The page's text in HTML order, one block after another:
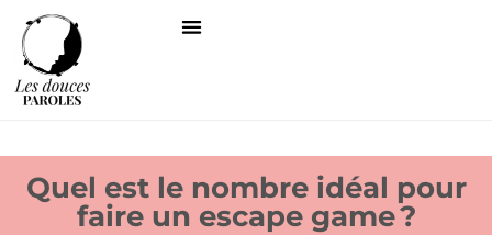
Quel est le nombre idéal pour
faire un escape game ?